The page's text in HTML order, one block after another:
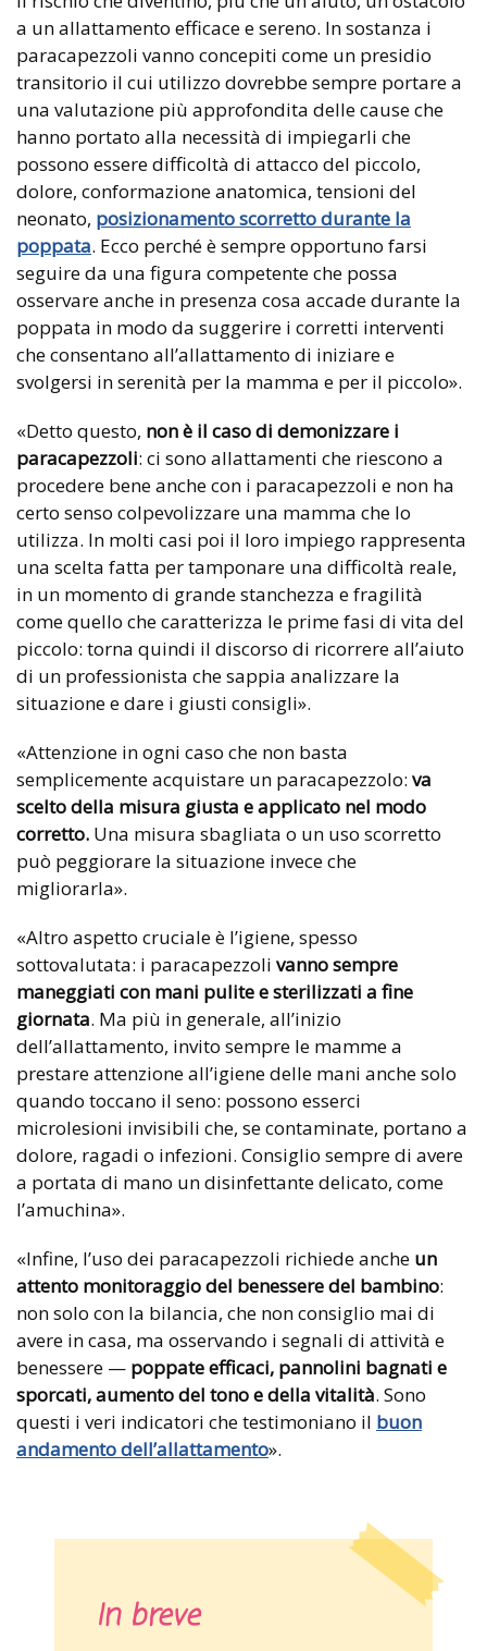
a un allattamento efficace e sereno. In sostanza i
paracapezzoli vanno concepiti come un presidio
transitorio il cui utilizzo dovrebbe sempre portare a
una valutazione più approfondita delle cause che
hanno portato alla necessità di impiegarli che
possono essere difficoltà di attacco del piccolo,
dolore, conformazione anatomica, tensioni del
neonato, posizionamento scorretto durante la
poppata. Ecco perché è sempre opportuno farsi
seguire da una figura competente che possa
osservare anche in presenza cosa accade durante la
poppata in modo da suggerire i corretti interventi
che consentano all’allattamento di iniziare e
svolgersi in serenità per la mamma e per il piccolo».
«Detto questo, non è il caso di demonizzare i
paracapezzoli: ci sono allattamenti che riescono a
procedere bene anche con i paracapezzoli e non ha
certo senso colpevolizzare una mamma che lo
utilizza. In molti casi poi il loro impiego rappresenta
una scelta fatta per tamponare una difficoltà reale,
in un momento di grande stanchezza e fragilità
come quello che caratterizza le prime fasi di vita del
piccolo: torna quindi il discorso di ricorrere all’aiuto
di un professionista che sappia analizzare la
situazione e dare i giusti consigli».
«Attenzione in ogni caso che non basta
semplicemente acquistare un paracapezzolo: va
scelto della misura giusta e applicato nel modo
corretto. Una misura sbagliata o un uso scorretto
può peggiorare la situazione invece che
migliorarla».
«Altro aspetto cruciale è l’igiene, spesso
sottovalutata: i paracapezzoli vanno sempre
maneggiati con mani pulite e sterilizzati a fine
giornata. Ma più in generale, all’inizio
dell’allattamento, invito sempre le mamme a
prestare attenzione all’igiene delle mani anche solo
quando toccano il seno: possono esserci
microlesioni invisibili che, se contaminate, portano a
dolore, ragadi o infezioni. Consiglio sempre di avere
a portata di mano un disinfettante delicato, come
l’amuchina».
«Infine, l’uso dei paracapezzoli richiede anche un
attento monitoraggio del benessere del bambino:
non solo con la bilancia, che non consiglio mai di
avere in casa, ma osservando i segnali di attività e
benessere — poppate efficaci, pannolini bagnati e
sporcati, aumento del tono e della vitalità. Sono
questi i veri indicatori che testimoniano il buon
andamento dell’allattamento».
In breve